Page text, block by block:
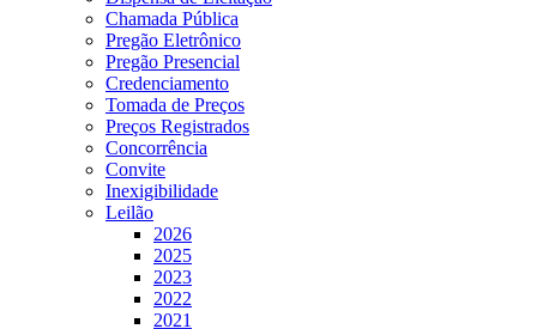
Chamada Pública
Pregão Eletrônico
Pregão Presencial
Credenciamento
Tomada de Preços
Preços Registrados
Concorrência
Convite
Inexigibilidade
Leilão
2026
2025
2023
2022
2021